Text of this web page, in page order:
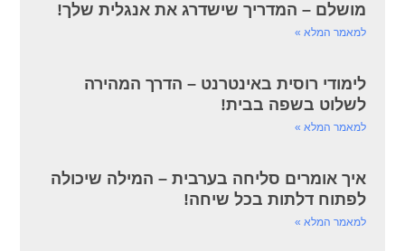
מושלם – המדריך שישדרג את אנגלית שלך!
למאמר המלא »
לימודי רוסית באינטרנט – הדרך המהירה
לשלוט בשפה בבית!
למאמר המלא »
איך אומרים סליחה בערבית – המילה שיכולה
לפתוח דלתות בכל שיחה!
למאמר המלא »